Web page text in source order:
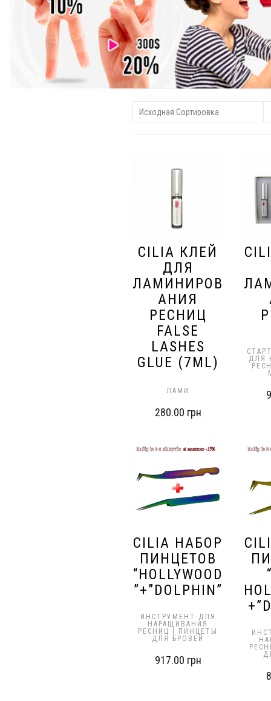
CILIA КЛЕЙ
ДЛЯ
ЛАМИНИРОВ
АНИЯ
РЕСНИЦ
FALSE
LASHES
GLUE (7ML)
ЛАМИ
280.00 грн
ДЛЯ
CILIA НАБОР
ПИНЦЕТОВ
“HOLLYWOOD
”+”DOLPHIN”
ИНСТРУМЕНТ ДЛЯ
НАРАЩИВАНИЯ
РЕСНИЦ | ПИНЦЕТЫ
ДЛЯ БРОВЕЙ
917.00 грн